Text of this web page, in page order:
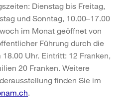
Dienstag bis Freitag,
und Sonntag, 10.00–17.00
im Monat geöffnet von
Führung durch die
Uhr. Eintritt: 12 Franken,
20 Franken. Weitere
finden Sie im